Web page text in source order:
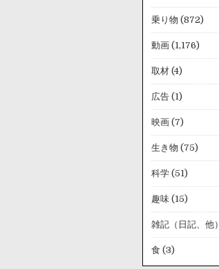
乗り物 (872)
動画(1,176)
取材(4)
広告(1)
映画(7)
生き物 (75)
科学(51)
趣味(15)
雑記（日記、他）
食 (3)